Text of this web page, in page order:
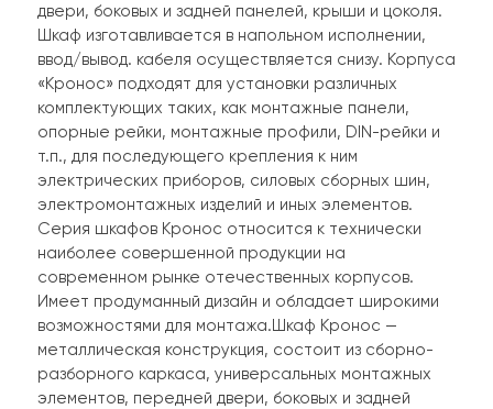
двери, боковых и задней панелей, крыши и цоколя.
Шкаф изготавливается в напольном исполнении,
ввод/вывод. кабеля осуществляется снизу. Корпуса
«Кронос» подходят для установки различных
комплектующих таких, как монтажные панели,
опорные рейки, монтажные профили, DIN-рейки и
т.п., для последующего крепления к ним
электрических приборов, силовых сборных шин,
электромонтажных изделий и иных элементов.
Серия шкафов Кронос относится к технически
наиболее совершенной продукции на
современном рынке отечественных корпусов.
Имеет продуманный дизайн и обладает широкими
возможностями для монтажа.Шкаф Кронос —
металлическая конструкция, состоит из сборно-
разборного каркаса, универсальных монтажных
элементов, передней двери, боковых и задней